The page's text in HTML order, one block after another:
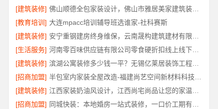
[建筑装修]
佛山顺德全包家装设计，佛山市雅居美家建筑装饰工程有限公司
[教育培训] 大连mpacc培训辅导班选谁家-社科赛斯
[建筑装修]
[生活服务]
河南零百味供应链有限公司零食硬折扣线上线下联动
[建筑装修]
滨湖公寓装修多少钱一平？无锡亿莱居装饰工程材料有限公司报价透明
[招商加盟]
[建筑装修]
[招商加盟]